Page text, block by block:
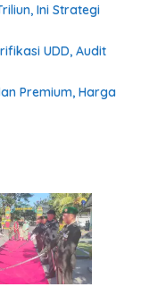
Ini Strategi
UDD, Audit
Premium, Harga